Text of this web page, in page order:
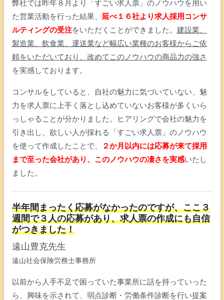
弊社では昨年８月より「すごい求人票」のノウハウを用い
た営業活動を行った結果、 延べ１６社より求人採用コンサ
ルティングの受注をいただくことができました。 建設業、
製造業、飲食業、運送業など幅広い業種のお客様からご依
頼をいただいており、改めてこのノウハウの商品力の強さ
を実感しております。
コンサルをしていると、自社の魅力に気づいていない、魅
力を求人票に上手く落とし込めていないお客様が多くいら
っしゃることが分かりました。ヒアリングで会社の魅力を
引き出し、欲しい人が採れる「すごい求人票」のノウハウ
を使って作成したことで、
２か月以内には応募が来て採用
まで至った会社があり、このノウハウの凄さを実感いたし
ました。
半年間まったく応募がなかったのですが、ここ３
週間で３人の応募があり、求人票の作成にも自信
がつきました！
遠山豊克先生
遠山社会保険労務士事務所
以前から人手不足で困っていた事業所に話を持っていった
ら、興味を示されて、弱点診断・労働条件診断を行い提案